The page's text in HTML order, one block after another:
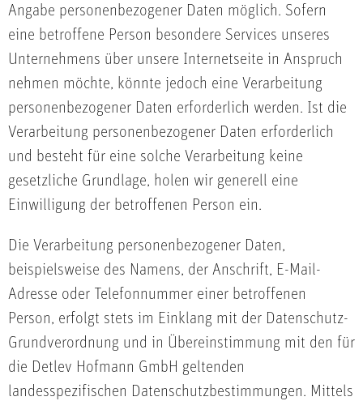
Angabe personenbezogener Daten möglich. Sofern
eine betroffene Person besondere Services unseres
Unternehmens über unsere Internetseite in Anspruch
nehmen möchte, könnte jedoch eine Verarbeitung
personenbezogener Daten erforderlich werden. Ist die
Verarbeitung personenbezogener Daten erforderlich
und besteht für eine solche Verarbeitung keine
gesetzliche Grundlage, holen wir generell eine
Einwilligung der betroffenen Person ein.
Die Verarbeitung personenbezogener Daten,
beispielsweise des Namens, der Anschrift, E-Mail-
Adresse oder Telefonnummer einer betroffenen
Person, erfolgt stets im Einklang mit der Datenschutz-
Grundverordnung und in Übereinstimmung mit den für
die Detlev Hofmann GmbH geltenden
landesspezifischen Datenschutzbestimmungen. Mittels